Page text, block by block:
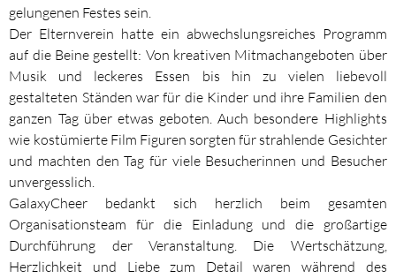
gelungenen Festes sein.
Der Elternverein hatte ein abwechslungsreiches Programm
auf die Beine gestellt: Von kreativen Mitmachangeboten über
Musik und leckeres Essen bis hin zu vielen liebevoll
gestalteten Ständen war für die Kinder und ihre Familien den
ganzen Tag über etwas geboten. Auch besondere Highlights
wie kostümierte Film Figuren sorgten für strahlende Gesichter
und machten den Tag für viele Besucherinnen und Besucher
unvergesslich.
GalaxyCheer bedankt sich herzlich beim gesamten
Organisationsteam für die Einladung und die großartige
Durchführung der Veranstaltung. Die Wertschätzung,
Herzlichkeit und Liebe zum Detail waren während des